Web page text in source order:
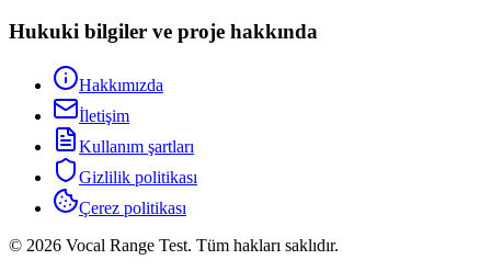
Hukuki bilgiler ve proje hakkında
Hakkımızda
İletişim
Kullanım şartları
Gizlilik politikası
Çerez politikası
© 2026 Vocal Range Test. Tüm hakları saklıdır.